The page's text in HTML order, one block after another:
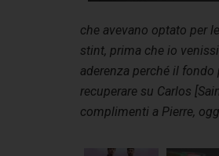
che avevano optato per
stint, prima che io
aderenza perché il
recuperare su Carlos
complimenti a Pierre,